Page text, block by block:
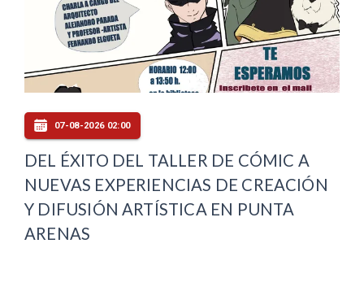
07-08-2026 02:00
DEL ÉXITO DEL TALLER DE CÓMIC A
NUEVAS EXPERIENCIAS DE CREACIÓN
Y DIFUSIÓN ARTÍSTICA EN PUNTA
ARENAS